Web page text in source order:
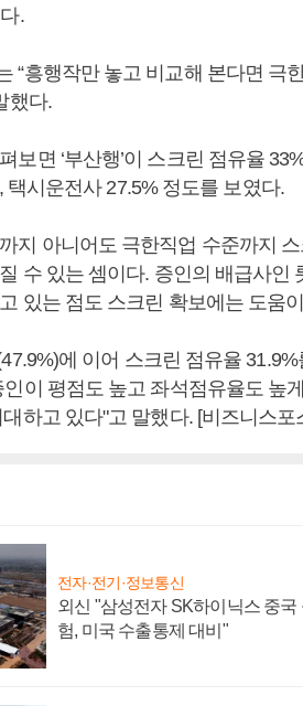
.
“흥행작만 놓고 비교해 본다면 극
했다.
면 ‘부산행’이 스크린 점유율
택시운전사 27.5% 정도를 보였다.
지 아니어도 극한직업 수준까지
수 있는 셈이다. 증인의 배급사인
있는 점도 스크린 확보에는 도움
에 이어 스크린 점유율
이 평점도 높고 좌석점유율도 높
하고 있다"고 말했다. [비즈니스포
전자·전기·정보통신
외신 "삼성전자 SK하이닉스 중국
험, 미국 수출통제 대비"